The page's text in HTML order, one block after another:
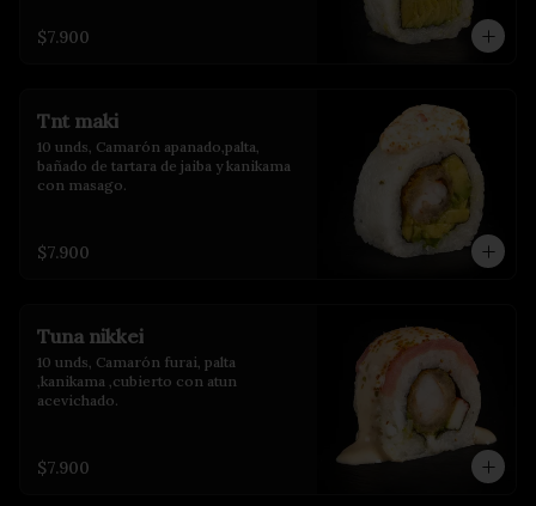
$7.900
Tnt maki
10 unds, Camarón apanado,palta,
bañado de tartara de jaiba y kanikama
con masago.
$7.900
Tuna nikkei
10 unds, Camarón furai, palta
,kanikama ,cubierto con atun
acevichado.
$7.900